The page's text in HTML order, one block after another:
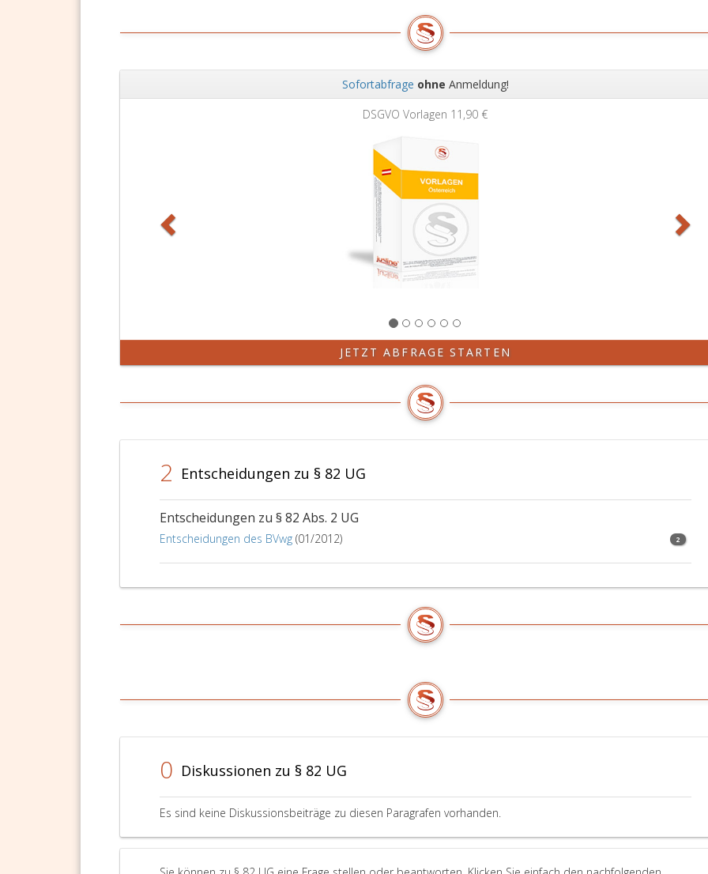
Sofortabfrage ohne Anmeldung!
DSGVO Vorlagen 11,90 €
JETZT ABFRAGE STARTEN
2 Entscheidungen zu § 82 UG
Entscheidungen zu § 82 Abs. 2 UG
Entscheidungen des BVwg (01/2012) 2
0 Diskussionen zu § 82 UG
Es sind keine Diskussionsbeiträge zu diesen Paragrafen vorhanden.